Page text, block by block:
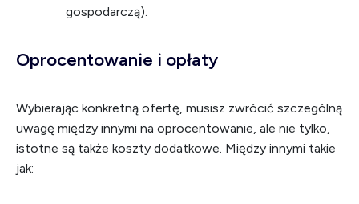
gospodarczą).
Oprocentowanie i opłaty
Wybierając konkretną ofertę, musisz zwrócić szczególną
uwagę między innymi na oprocentowanie, ale nie tylko,
istotne są także koszty dodatkowe. Między innymi takie
jak: